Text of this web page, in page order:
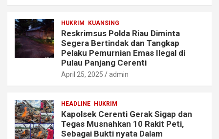
HUKRIM KUANSING
Reskrimsus Polda Riau Diminta
Segera Bertindak dan Tangkap
Pelaku Pemurnian Emas Ilegal di
Pulau Panjang Cerenti
April 25, 2025 admin
HEADLINE HUKRIM
Kapolsek Cerenti Gerak Sigap dan
Tegas Musnahkan 10 Rakit Peti,
Sebagai Bukti nyata Dalam